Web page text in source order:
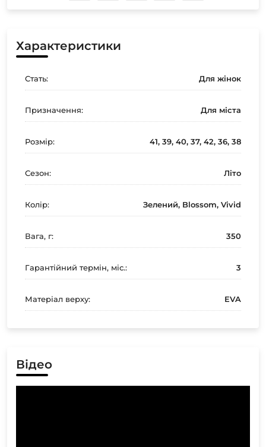
Характеристики
Стать: Для жінок
Призначення: Для міста
Розмір: 41, 39, 40, 37, 42, 36, 38
Сезон: Літо
Колір: Зелений, Blossom, Vivid
Вага, г: 350
Гарантійний термін, міс.: 3
Матеріал верху: EVA
Відео